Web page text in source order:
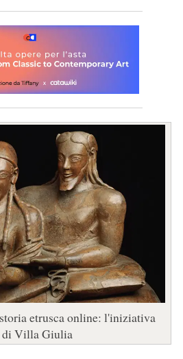
etrusca online: l'iniziativa
di Villa Giulia